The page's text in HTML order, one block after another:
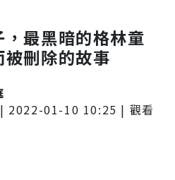
最黑暗的格林童
刪除的故事
| 2022-01-10 10:25 | 觀看